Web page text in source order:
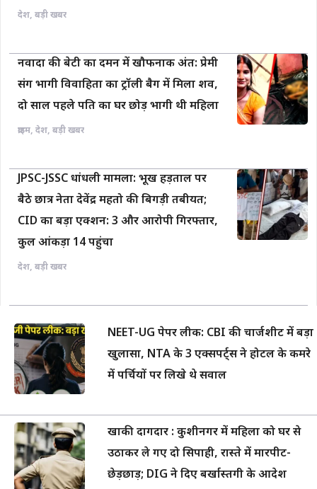
देश, बड़ी खबर
नवादा की बेटी का दमन में खौफनाक अंत: प्रेमी
संग भागी विवाहिता का ट्रॉली बैग में मिला शव,
दो साल पहले पति का घर छोड़ भागी थी महिला
क्राइम, देश, बड़ी खबर
JPSC-JSSC धांधली मामला: भूख हड़ताल पर
बैठे छात्र नेता देवेंद्र महतो की बिगड़ी तबीयत;
CID का बड़ा एक्शन: 3 और आरोपी गिरफ्तार,
कुल आंकड़ा 14 पहुंचा
देश, बड़ी खबर
NEET-UG पेपर लीक: CBI की चार्जशीट में बड़ा
खुलासा, NTA के 3 एक्सपर्ट्स ने होटल के कमरे
में पर्चियों पर लिखे थे सवाल
खाकी दागदार : कुशीनगर में महिला को घर से
उठाकर ले गए दो सिपाही, रास्ते में मारपीट-
छेड़छाड़; DIG ने दिए बर्खास्तगी के आदेश